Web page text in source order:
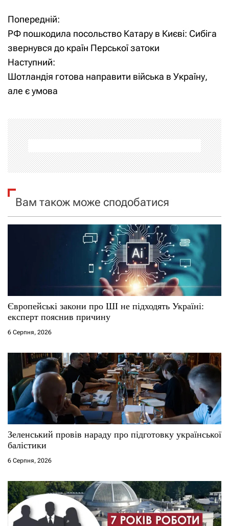
Н
а
в
і
а
ц
і
я
з
с
і
в
Попередній:
РФ пошкодила посольство Катару в Києві: Сибіга
звернувся до країн Перської затоки
Наступний:
Шотландія готова направити війська в Україну,
але є умова
Вам також може сподобатися
Європейські закони про ШІ не підходять Україні:
експерт пояснив причину
6 Серпня, 2026
Зеленський провів нараду про підготовку української
балістики
6 Серпня, 2026